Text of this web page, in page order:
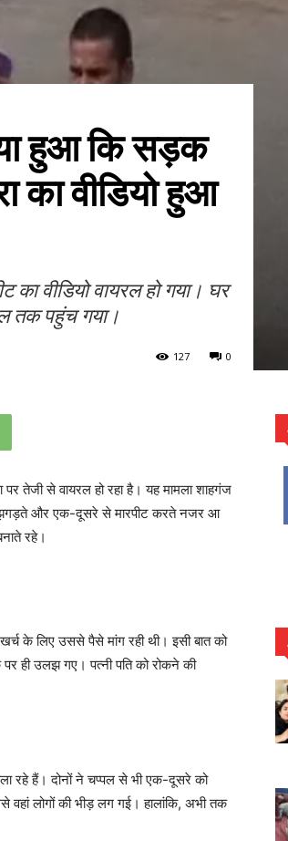
हुआ कि सड़क
का वीडियो हुआ
वीडियो वायरल हो गया। घर
तक पहुंच गया।
0
127
पर तेजी से वायरल हो रहा है। यह मामला शाहगंज
झगड़ते और एक-दूसरे से मारपीट करते नजर आ
रहे।
के लिए उससे पैसे मांग रही थी। इसी बात को
ही उलझ गए। पत्नी पति को रोकने की
रहे हैं। दोनों ने चप्पल से भी एक-दूसरे को
वहां लोगों की भीड़ लग गई। हालांकि, अभी तक